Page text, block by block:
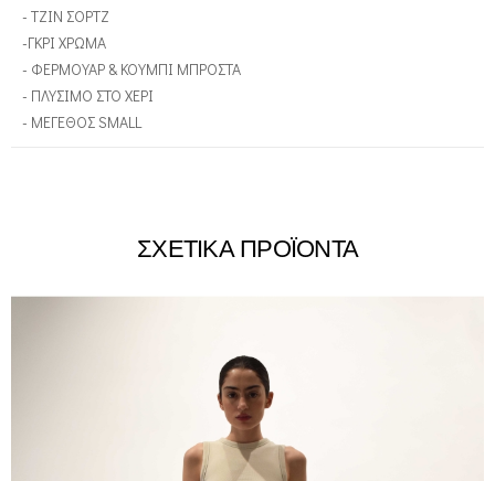
- ΤΖΙΝ ΣΟΡΤΖ
-ΓΚΡΙ ΧΡΩΜΑ
- ΦΕΡΜΟΥΑΡ & ΚΟΥΜΠΙ ΜΠΡΟΣΤΑ
- ΠΛΥΣΙΜΟ ΣΤΟ ΧΕΡΙ
- ΜΕΓΕΘΟΣ SMALL
ΣΧΕΤΙΚΑ ΠΡΟΪΟΝΤΑ